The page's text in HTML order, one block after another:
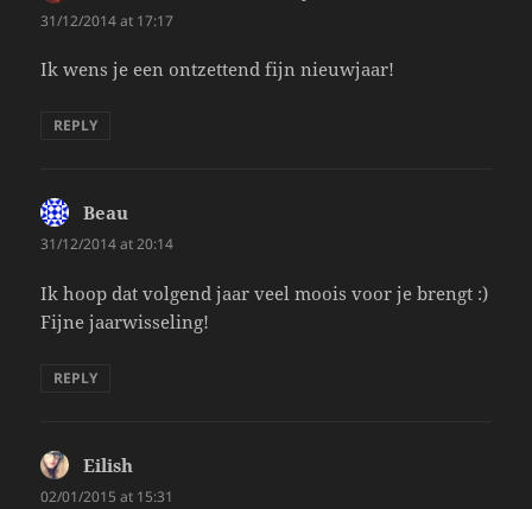
31/12/2014 at 17:17
Ik wens je een ontzettend fijn nieuwjaar!
REPLY
Beau
31/12/2014 at 20:14
Ik hoop dat volgend jaar veel moois voor je brengt :)
Fijne jaarwisseling!
REPLY
Eilish
02/01/2015 at 15:31